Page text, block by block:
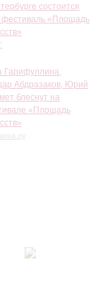
состоится
фестиваль «Площадь
Гарифуллина,
Абдразаков, Юрий
блеснут на
«Площадь